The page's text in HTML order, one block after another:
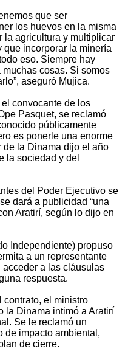
que ser
los huevos en la misma
la agricultura y multiplicar
que incorporar la minería
eso. Siempre hay
cosas. Si somos
aseguró Mujica.
convocante de los
Pasquet, se reclamó
públicamente
es ponerle una enorme
de la Dinama dijo el año
la sociedad y del
del Poder Ejecutivo se
dará a publicidad “una
Aratirí, según lo dijo en
Independiente) propuso
a un representante
a las cláusulas
respuesta.
contrato, el ministro
la Dinama intimó a Aratirí
Se le reclamó un
de impacto ambiental,
de cierre.